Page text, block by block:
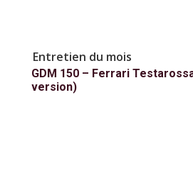
Entretien du mois
GDM 150 – Ferrari
version)